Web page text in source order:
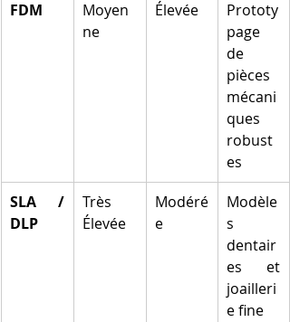
FDM
Moyen
ne
Élevée
Prototy
page
de
pièces
mécani
ques
robust
es
SLA /
DLP
Très
Élevée
Modéré
e
Modèle
s
dentair
es et
joailleri
e fine